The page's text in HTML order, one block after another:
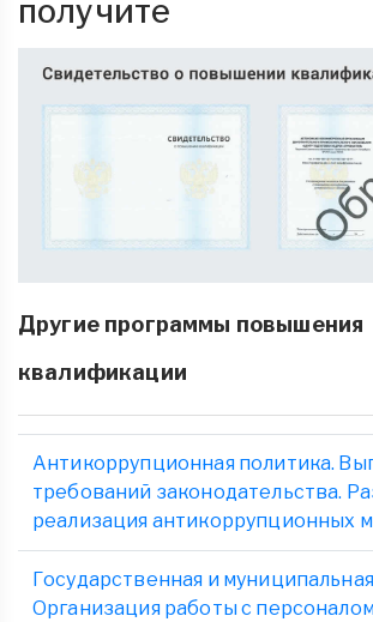
получите
Другие программы повышения
квалификации
Антикоррупционная политика.
требований законодательства.
реализация антикоррупционных
Государственная и
Организация работы с